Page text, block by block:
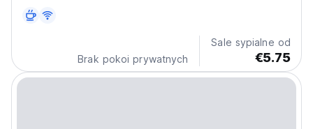
bezpłatnego prywatnego parkingu.
Brak pokoi prywatnych
Sale sypialne od
€5.75